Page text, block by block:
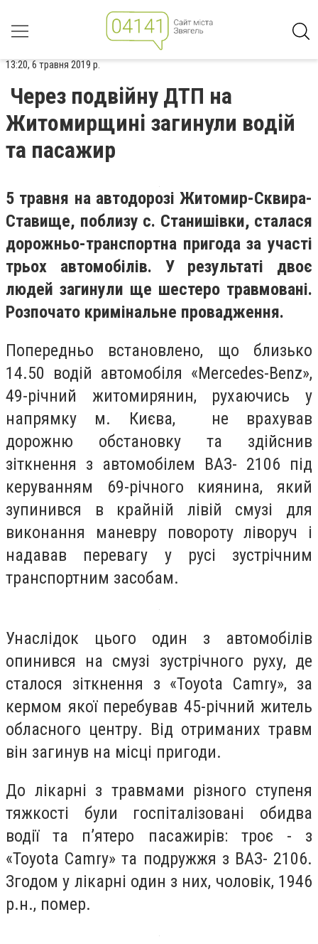
13:20, 6 травня 2019 р.
Через подвійну ДТП на
Житомирщині загинули водій
та пасажир
5 травня на автодорозі Житомир-Сквира-
Ставище, поблизу с. Станишівки, сталася
дорожньо-транспортна пригода за участі
трьох автомобілів. У результаті двоє
людей загинули ще шестеро травмовані.
Розпочато кримінальне провадження.
Попередньо встановлено, що близько
14.50 водій автомобіля «Mercedes-Benz»,
49-річний житомирянин, рухаючись у
напрямку м. Києва, не врахував
дорожню обстановку та здійснив
зіткнення з автомобілем ВАЗ- 2106 під
керуванням 69-річного киянина, який
зупинився в крайній лівій смузі для
виконання маневру повороту ліворуч і
надавав перевагу у русі зустрічним
транспортним засобам.
Унаслідок цього один з автомобілів
опинився на смузі зустрічного руху, де
сталося зіткнення з «Toyota Camry», за
кермом якої перебував 45-річний житель
обласного центру. Від отриманих травм
він загинув на місці пригоди.
До лікарні з травмами різного ступеня
тяжкості були госпіталізовані обидва
водії та п’ятеро пасажирів: троє - з
«Toyota Camry» та подружжя з ВАЗ- 2106.
Згодом у лікарні один з них, чоловік, 1946
р.н., помер.